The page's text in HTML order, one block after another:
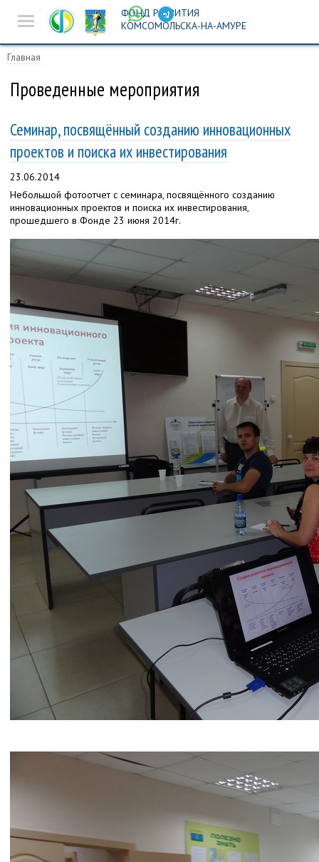
ФОНД РАЗВИТИЯ
КОМСОМОЛЬСКА-НА-АМУРЕ
Новости
Предпринимателям
деятельность
Инвест-площадка
Поиск
Главная
Проведенные мероприятия
Семинар, посвящённый созданию инновационных
проектов и поиска их инвестирования
23.06.2014
Небольшой фотоотчет с семинара, посвящённого созданию
инновационных проектов и поиска их инвестирования,
прошедшего в Фонде 23 июня 2014г.